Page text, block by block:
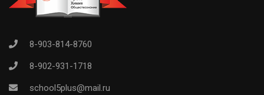
8-903-814-8760
8-902-931-1718
school5plus@mail.ru